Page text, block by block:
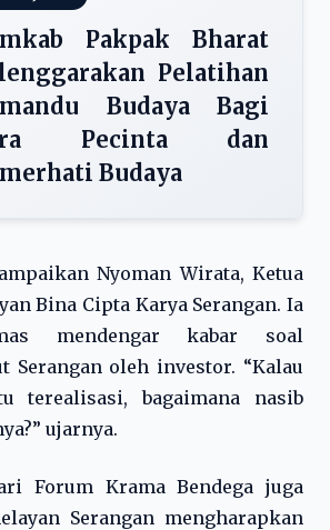
Pakpak Bharat
Pelatihan
Budaya Bagi
Pecinta dan
Budaya
Nyoman Wirata, Ketua
Bina Cipta Karya Serangan. Ia
mendengar kabar soal
Serangan oleh investor. “Kalau
terealisasi, bagaimana nasib
ujarnya.
Forum Krama Bendega juga
Serangan mengharapkan